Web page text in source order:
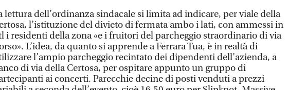
lettura dell’ordinanza sindacale si limita ad indicare, per viale della
l’istituzione del divieto di fermata ambo i lati, con ammessi in
i residenti della zona «e i fruitori del parcheggio straordinario di via
L’idea, da quanto si apprende a Ferrara Tua, è in realtà di
l’ampio parcheggio recintato dei dipendenti dell’azienda, a
di via della Certosa, per ospitare appunto un gruppo di
ai concerti. Parecchie decine di posti venduti a prezzi